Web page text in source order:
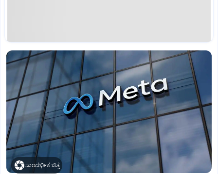
ಸಾಂದರ್ಭಿಕ ಚಿತ್ರ